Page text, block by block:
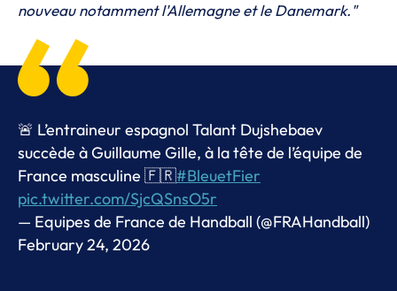
nouveau notamment l'Allemagne et le Danemark."
🚨 L’entraineur espagnol Talant Dujshebaev
succède à Guillaume Gille, à la tête de l’équipe de
France masculine 🇫🇷#BleuetFier
pic.twitter.com/SjcQSnsO5r
— Equipes de France de Handball (@FRAHandball)
February 24, 2026